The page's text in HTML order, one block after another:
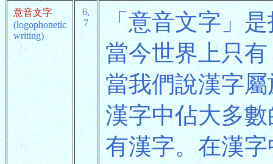
意音文字
(logophonetic
writing)
6,
7
「意音文字」
當今世界上只
當我們說漢字
漢字中佔大多數
有漢字。在漢